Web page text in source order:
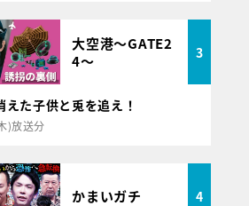
大空港～GATE2
4～
3
えた子供と兎を追え！
)放送分
かまいガチ 4